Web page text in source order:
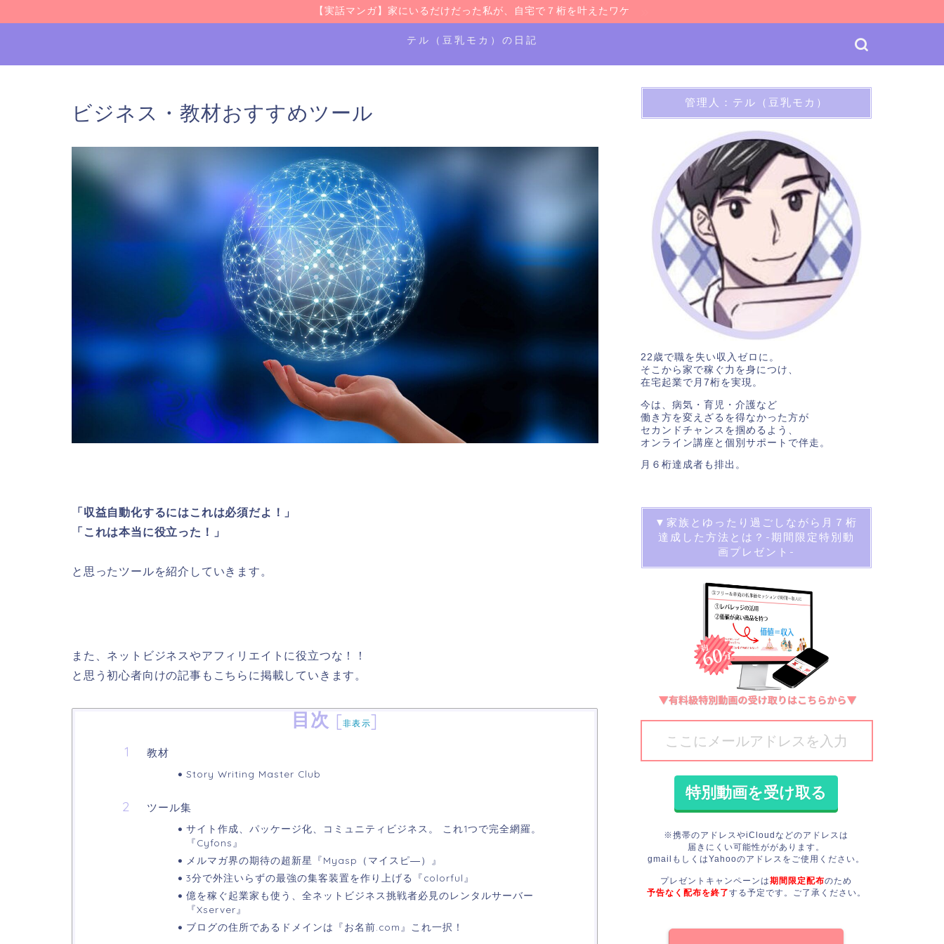
【実話マンガ】家にいるだけだった私が、自宅で７桁を叶えたワケ
テル（豆乳モカ）の日記
ビジネス・教材おすすめツール
「収益自動化するにはこれは必須だよ！」
「これは本当に役立った！」
と思ったツールを紹介していきます。
また、ネットビジネスやアフィリエイトに役立つな！！
と思う初心者向けの記事もこちらに掲載していきます。
目次 [非表示]
教材
Story Writing Master Club
ツール集
サイト作成、パッケージ化、コミュニティビジネス。 これ1つで完全網羅。
『Cyfons』
メルマガ界の期待の超新星『Myasp（マイスピ―）』
3分で外注いらずの最強の集客装置を作り上げる『colorful』
億を稼ぐ起業家も使う、全ネットビジネス挑戦者必見のレンタルサーバー
『Xserver』
ブログの住所であるドメインは『お名前.com』これ一択！
管理人：テル（豆乳モカ）
22歳で職を失い収入ゼロに。
そこから家で稼ぐ力を身につけ、
在宅起業で月7桁を実現。
今は、病気・育児・介護など
働き方を変えざるを得なかった方が
セカンドチャンスを掴めるよう、
オンライン講座と個別サポートで伴走。
月６桁達成者も排出。
▼家族とゆったり過ごしながら月７桁
達成した方法とは？-期間限定特別動
画プレゼント-
※携帯のアドレスやiCloudなどのアドレスは
届きにくい可能性ががあります。
gmailもしくはYahooのアドレスをご使用ください。
プレゼントキャンペーンは期間限定配布のため
予告なく配布を終了する予定です。 ご了承ください。